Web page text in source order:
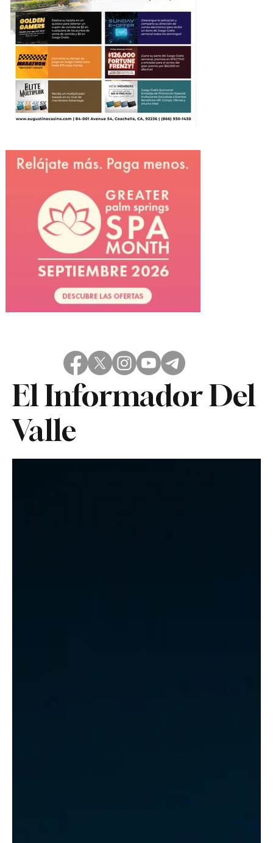
El Informador Del
Valle